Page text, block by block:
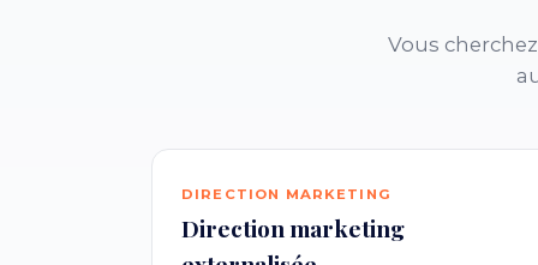
Vous
DIRECTION MARKETING
Direction marketing